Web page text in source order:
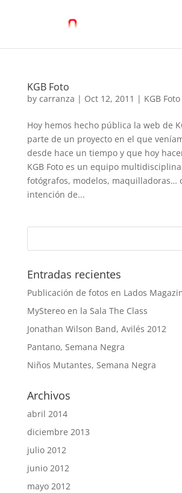
KGB Foto
by carranza | Oct 12, 2011 | KGB Foto
Hoy hemos hecho pública la web de
parte de un proyecto en el que
desde hace un tiempo y que hoy
KGB Foto es un equipo
fotógrafos, modelos, maquilladoras…
intención de...
Entradas recientes
Publicación de fotos en Lados
MyStereo en la Sala The Class
Jonathan Wilson Band, Avilés 2012
Pantano, Semana Negra
Niños Mutantes, Semana Negra
Archivos
abril 2014
diciembre 2013
julio 2012
junio 2012
mayo 2012